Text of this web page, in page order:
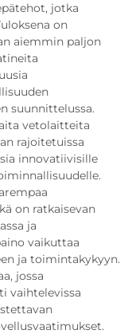
jotka
on
aiemmin paljon
suunnittelussa.
vetolaitteita
rajoitetuissa
innovatiivisille
on ratkaisevan
ja
vaikuttaa
ja toimintakykyyn.
jossa
vaihtelevissa